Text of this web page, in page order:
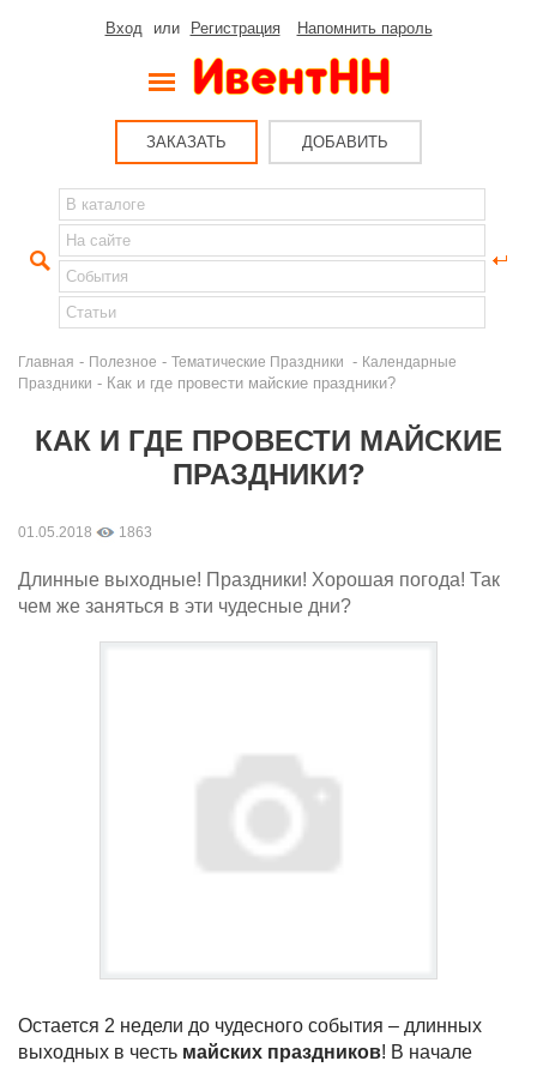
Вход или Регистрация Напомнить пароль
ЗАКАЗАТЬ ДОБАВИТЬ
Главная - Полезное - Тематические Праздники - Календарные
Праздники - Как и где провести майские праздники?
КАК И ГДЕ ПРОВЕСТИ МАЙСКИЕ
ПРАЗДНИКИ?
01.05.2018 1863
Длинные выходные! Праздники! Хорошая погода! Так
чем же заняться в эти чудесные дни?
Остается 2 недели до чудесного события – длинных
выходных в честь майских праздников! В начале